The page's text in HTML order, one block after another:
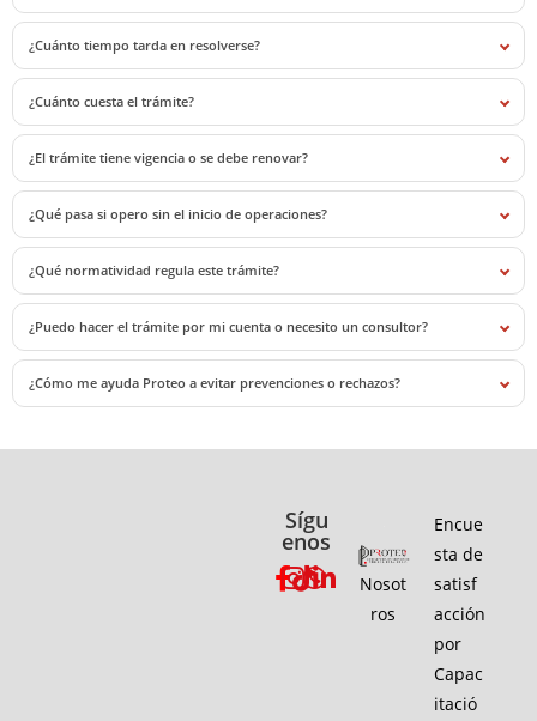
¿Cuánto tiempo tarda en resolverse?
¿Cuánto cuesta el trámite?
¿El trámite tiene vigencia o se debe renovar?
¿Qué pasa si opero sin el inicio de operaciones?
¿Qué normatividad regula este trámite?
¿Puedo hacer el trámite por mi cuenta o necesito un consultor?
¿Cómo me ayuda Proteo a evitar prevenciones o rechazos?
Sígu
enos
Nosot
ros
Encue
sta de
satisf
acción
por
Capac
itació